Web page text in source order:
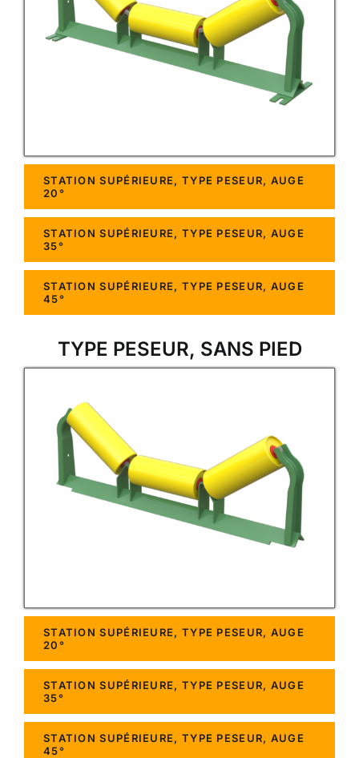
STATION SUPÉRIEURE, TYPE PESEUR, AUGE
20°
STATION SUPÉRIEURE, TYPE PESEUR, AUGE
35°
STATION SUPÉRIEURE, TYPE PESEUR, AUGE
45°
TYPE PESEUR, SANS PIED
STATION SUPÉRIEURE, TYPE PESEUR, AUGE
20°
STATION SUPÉRIEURE, TYPE PESEUR, AUGE
35°
STATION SUPÉRIEURE, TYPE PESEUR, AUGE
45°